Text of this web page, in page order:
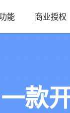
能 商业授权
款